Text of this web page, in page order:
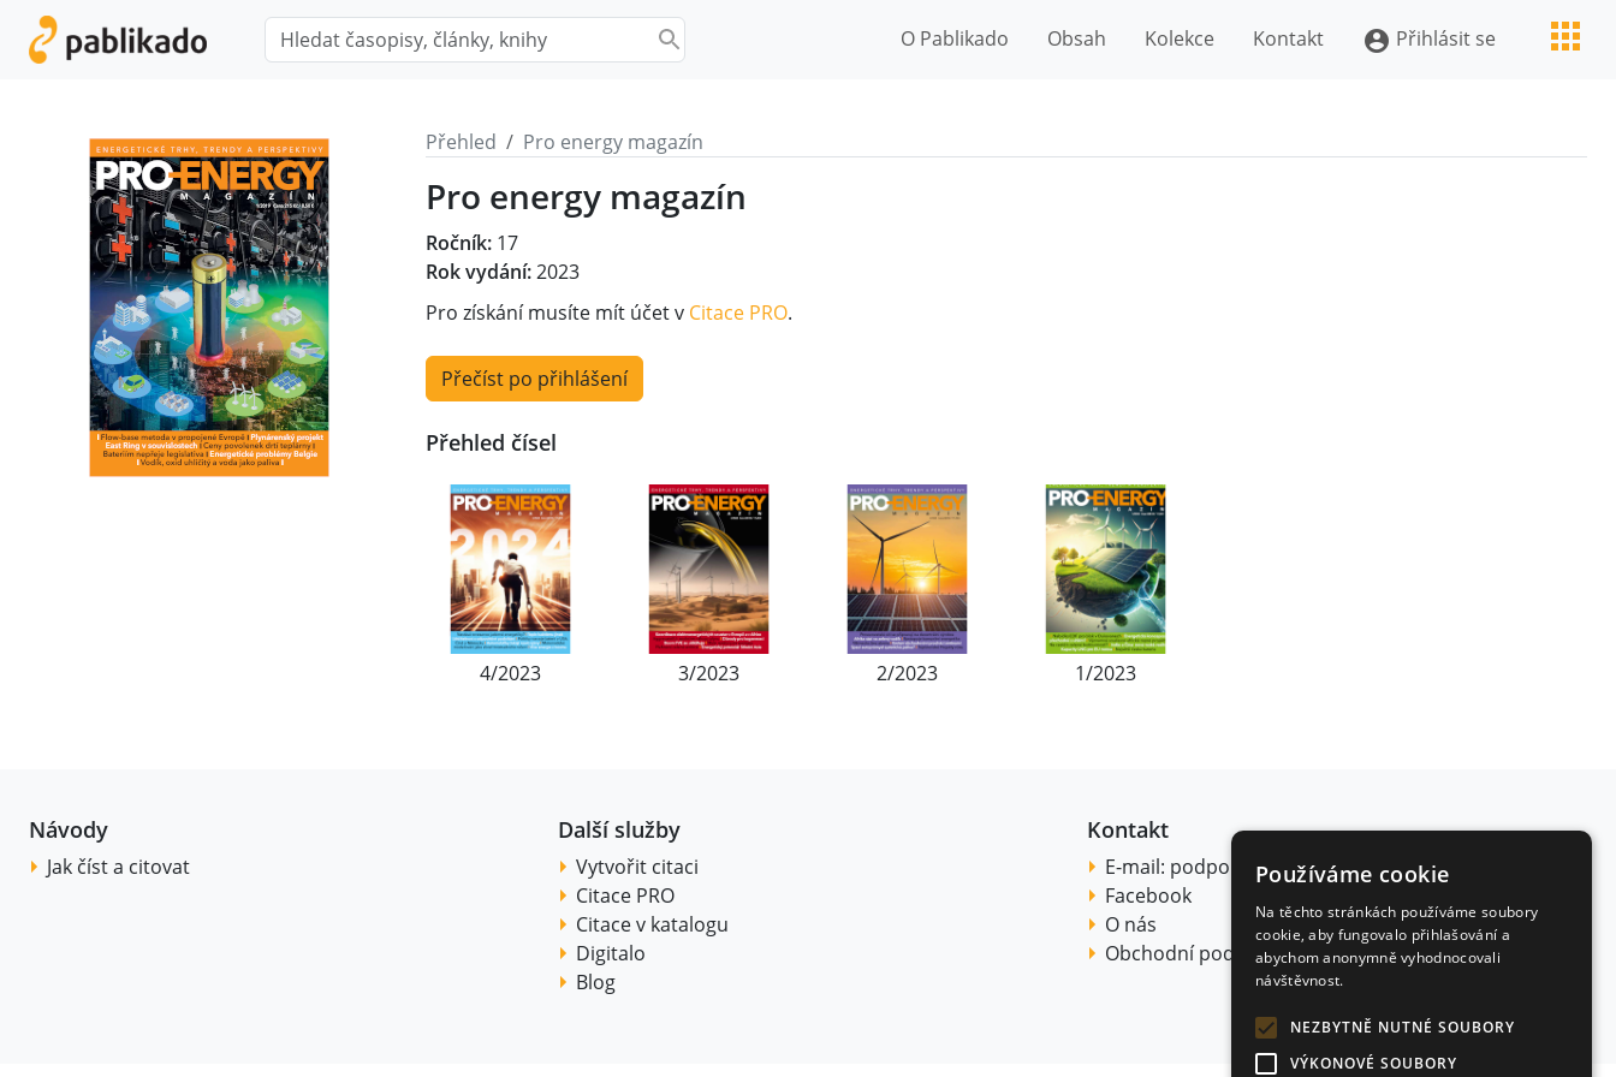
O Pablikado Obsah Kolekce Kontakt account_circle Přihlásit se
Přehled Pro energy magazín
Pro energy magazín
Ročník: 17
Rok vydání:2023
Pro získání musíte mít účet v Citace PRO.
Přečíst po přihlášení
Přehled čísel
4/2023 3/2023 2/2023 1/2023
Návody
Jak číst a citovat
Další služby
Vytvořit citaci
Citace PRO
Citace v katalogu
Digitalo
Blog
Kontakt
E-mail: podpora@citace.com
Facebook
O nás
Obchodní podmínky
Používáme cookie
Na těchto stránkách používáme soubory
cookie, aby fungovalo přihlašování a
abychom anonymně vyhodnocovali
návštěvnost.
NEZBYTNĚ NUTNÉ SOUBORY
VÝKONOVÉ SOUBORY